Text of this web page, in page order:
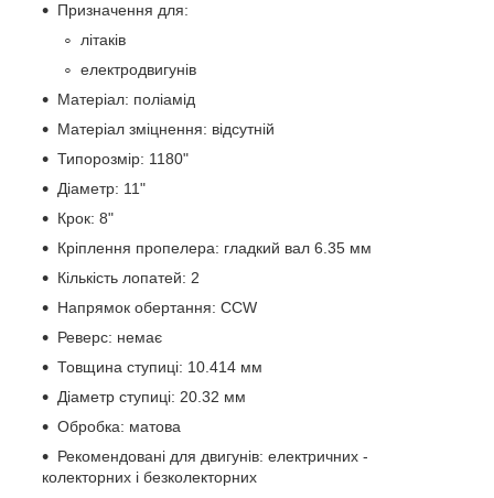
Призначення для:
літаків
електродвигунів
Матеріал: поліамід
Матеріал зміцнення: відсутній
Типорозмір: 1180"
Діаметр: 11"
Крок: 8"
Кріплення пропелера: гладкий вал 6.35 мм
Кількість лопатей: 2
Напрямок обертання: CCW
Реверс: немає
Товщина ступиці: 10.414 мм
Діаметр ступиці: 20.32 мм
Обробка: матова
Рекомендовані для двигунів: електричних -
колекторних і безколекторних